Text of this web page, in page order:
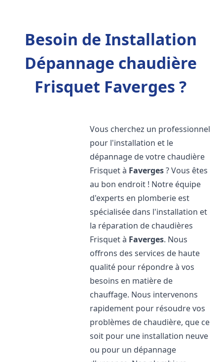
Besoin de Installation
Dépannage chaudière
Frisquet Faverges ?
Vous cherchez un professionnel
pour l'installation et le
dépannage de votre chaudière
Frisquet à Faverges? Vous êtes
au bon endroit ! Notre équipe
d'experts en plomberie est
spécialisée dans l'installation et
la réparation de chaudières
Frisquet à Faverges. Nous
offrons des services de haute
qualité pour répondre à vos
besoins en matière de
chauffage. Nous intervenons
rapidement pour résoudre vos
problèmes de chaudière, que ce
soit pour une installation neuve
ou pour un dépannage